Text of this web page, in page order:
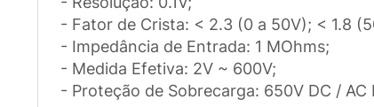
- Fator de Crista: < 2.3 (0 a 50V); < 1.8
- Impedância de Entrada: 1 MOhms;
- Medida Efetiva: 2V ~ 600V;
- Proteção de Sobrecarga: 650V DC / AC